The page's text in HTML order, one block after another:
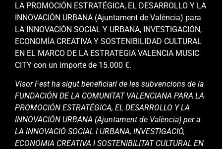
LA PROMOCIÓN ESTRATÉGICA, EL DESARROLLO Y LA
INNOVACIÓN URBANA (Ajuntament de València) para
LA INNOVACIÓN SOCIAL Y URBANA, INVESTIGACIÓN,
ECONOMÍA CREATIVA Y SOSTENIBILIDAD CULTURAL
EN EL MARCO DE LA ESTRATEGIA VALENCIA MUSIC
CITY con un importe de 15.000 €.
Visor Fest ha sigut beneficiari de les subvencions de la
FUNDACIÓN DE LA COMUNITAT VALENCIANA PARA LA
PROMOCIÓN ESTRATÉGICA, EL DESARROLLO Y LA
INNOVACIÓN URBANA (Ajuntament de València) per a
LA INNOVACIÓ SOCIAL I URBANA, INVESTIGACIÓ,
ECONOMIA CREATIVA I SOSTENIBILITAT CULTURAL EN